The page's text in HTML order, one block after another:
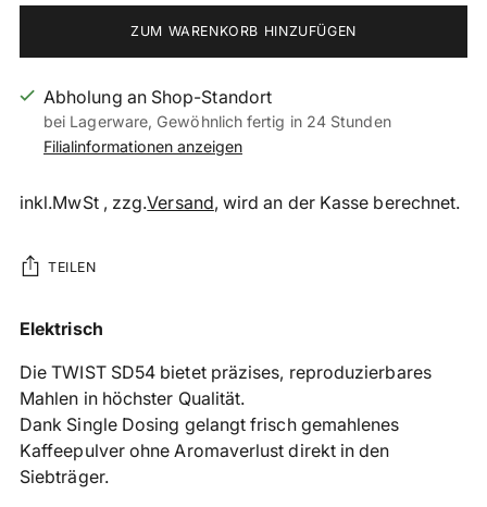
ZUM WARENKORB HINZUFÜGEN
Abholung an Shop-Standort
bei Lagerware, Gewöhnlich fertig in 24 Stunden
Filialinformationen anzeigen
inkl.MwSt , zzg.Versand, wird an der Kasse berechnet.
TEILEN
Produkt
den
Warenkorb
legen
Elektrisch
Die TWIST SD54 bietet präzises, reproduzierbares
Mahlen in höchster Qualität.
Dank Single Dosing gelangt frisch gemahlenes
Kaffeepulver ohne Aromaverlust direkt in den
Siebträger.